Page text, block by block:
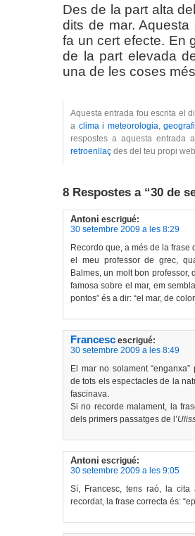
Des de la part alta
dits de mar.
fa un cert efecte. En
de la part elevada
una de les coses
Aquesta entrada fou escrita el
a clima i meteorologia,
respostes a aquesta entrada
retroenllaç des del teu propi
8 Respostes a “30 de
Antoni escrigué:
30 setembre 2009 a les 8:29
Recordo que, a més de la frase
el meu professor de grec,
Balmes, un molt bon
famosa sobre el mar, em
pontos” és a dir: “el mar, de
Francesc escrigué:
30 setembre 2009 a les 8:49
El mar no solament
de tots els espectacles de la
fascinava.
Si no recorde malament, la
dels primers passatges de l’
Antoni escrigué:
30 setembre 2009 a les 9:05
Sí, Francesc, tens raó, la
recordat, la frase correcta és: